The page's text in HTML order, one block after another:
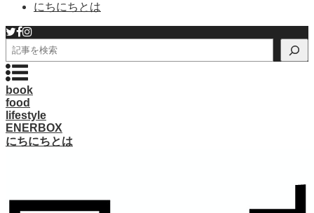
にちにちとは
検
索
book
food
lifestyle
ENERBOX
にちにちとは